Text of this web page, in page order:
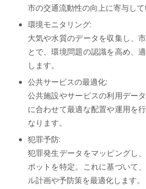
市の交通流動性の向上に寄与して
環境モニタリング:
大気や水質のデータを収集し、
とで、環境問題の認識を高め、
します。
公共サービスの最適化:
公共施設やサービスの利用デー
に合わせて最適な配置や運用を
なります。
犯罪予防:
犯罪発生データをマッピングし
ポットを特定。これに基づいて
ル計画や予防策を最適化します。